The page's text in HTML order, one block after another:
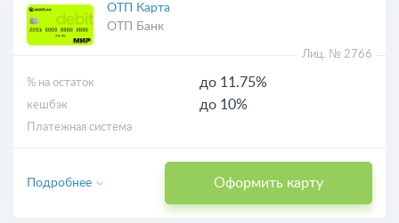
ОТП Карта
ОТП Банк
Лиц. № 2766
% на остаток до 11.75%
кешбэк до 10%
Платежная система
Оформить карту
Подробнее